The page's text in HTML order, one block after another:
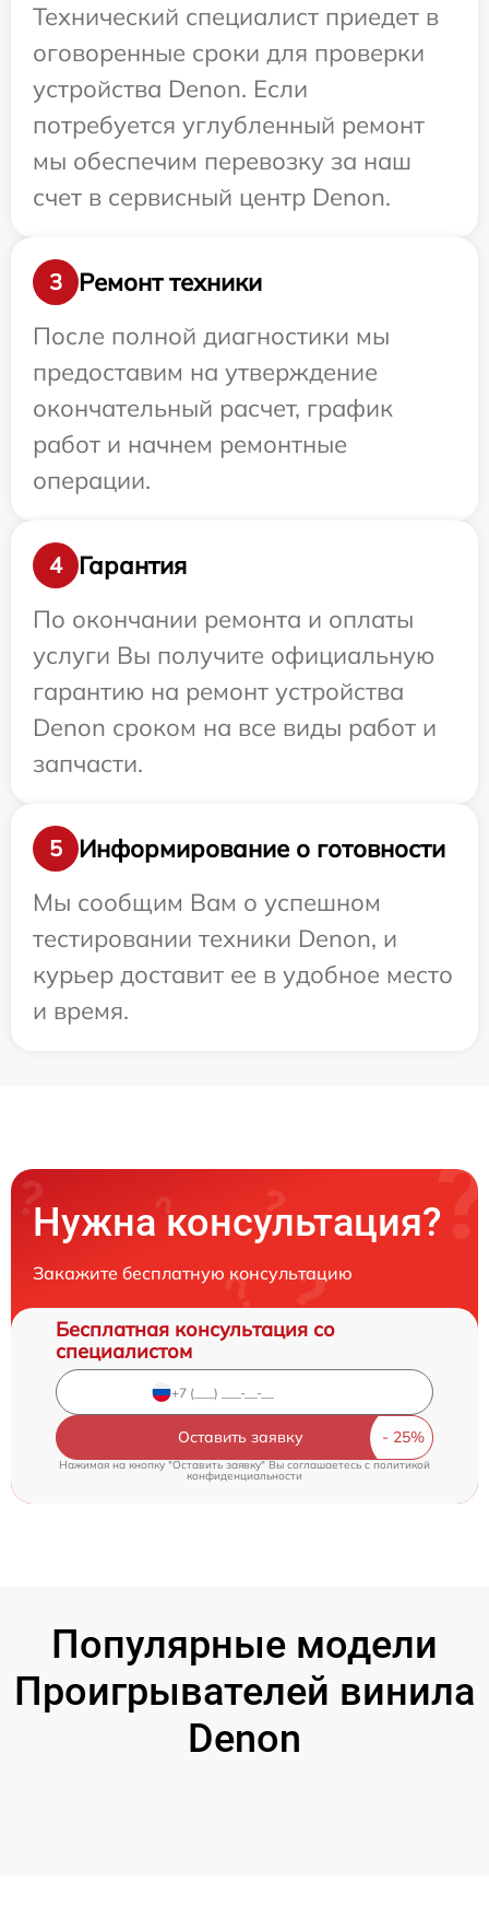
Технический специалист приедет в
оговоренные сроки для проверки
устройства Denon. Если
потребуется углубленный ремонт
мы обеспечим перевозку за наш
счет в сервисный центр Denon.
3
Ремонт техники
После полной диагностики мы
предоставим на утверждение
окончательный расчет, график
работ и начнем ремонтные
операции.
4
Гарантия
По окончании ремонта и оплаты
услуги Вы получите официальную
гарантию на ремонт устройства
Denon сроком на все виды работ и
запчасти.
5
Информирование о готовности
Мы сообщим Вам о успешном
тестировании техники Denon, и
курьер доставит ее в удобное место
и время.
Нужна консультация?
Закажите бесплатную консультацию
Бесплатная консультация со
специалистом
Оставить заявку
Нажимая на кнопку "Оставить заявку" Вы соглашаетесь c политикой
конфиденциальности
Популярные модели
Проигрывателей винила
Denon